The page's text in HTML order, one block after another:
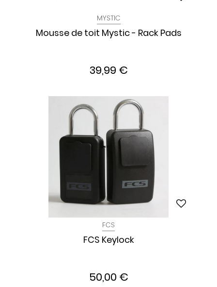
MYSTIC
Mousse de toit Mystic - Rack Pads
39,99 €
FCS
FCS Keylock
50,00 €